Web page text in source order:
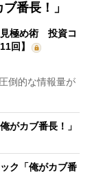
番長！」
見極め術 投資コ
回】
倒的な情報量が
がカブ番長！」
ク「俺がカブ番